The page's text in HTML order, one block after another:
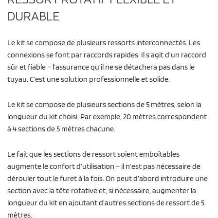
DURABLE
Le kit se compose de plusieurs ressorts interconnectés. Les
connexions se font par raccords rapides. Il s’agit d’un raccord
sûr et fiable – l’assurance qu’il ne se détachera pas dans le
tuyau. C’est une solution professionnelle et solide.
Le kit se compose de plusieurs sections de 5 mètres, selon la
longueur du kit choisi. Par exemple, 20 mètres correspondent
à 4 sections de 5 mètres chacune.
Le fait que les sections de ressort soient emboîtables
augmente le confort d’utilisation – il n’est pas nécessaire de
dérouler tout le furet à la fois. On peut d’abord introduire une
section avec la tête rotative et, si nécessaire, augmenter la
longueur du kit en ajoutant d’autres sections de ressort de 5
mètres.